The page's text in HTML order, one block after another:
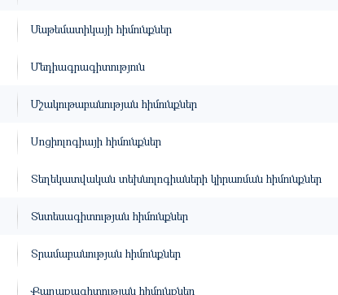
Մաթեմատիկայի հիմունքներ
Մեդիագրագիտություն
Մշակութաբանության հիմունքներ
Սոցիոլոգիայի հիմունքներ
Տեղեկատվական տեխնոլոգիաների կիրառման հիմունքներ
Տնտեսագիտության հիմունքներ
Տրամաբանության հիմունքներ
Քաղաքագիտության հիմունքներ